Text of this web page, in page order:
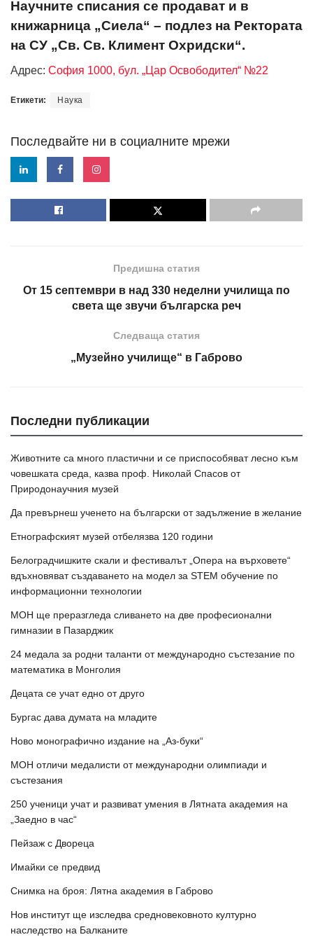
Научните списания се продават и в
книжарница „Сиела“ – подлез на Ректората
на СУ „Св. Св. Климент Охридски“.
Адрес: София 1000, бул. „Цар Освободител“ №22
Етикети: Наука
Последвайте ни в социалните мрежи
Предишна статия
От 15 септември в над 330 неделни училища по
света ще звучи българска реч
Следваща статия
„Музейно училище“ в Габрово
Последни публикации
Животните са много пластични и се приспособяват лесно към
човешката среда, казва проф. Николай Спасов от
Природонаучния музей
Да превърнеш ученето на български от задължение в желание
Етнографският музей отбелязва 120 години
Белоградчишките скали и фестивалът „Опера на върховете“
вдъхновяват създаването на модел за STEM обучение по
информационни технологии
МОН ще преразгледа сливането на две професионални
гимназии в Пазарджик
24 медала за родни таланти от международно състезание по
математика в Монголия
Децата се учат едно от друго
Бургас дава думата на младите
Ново монографично издание на „Аз-буки“
МОН отличи медалисти от международни олимпиади и
състезания
250 ученици учат и развиват умения в Лятната академия на
„Заедно в час“
Пейзаж с Двореца
Имайки се предвид
Снимка на броя: Лятна академия в Габрово
Нов институт ще изследва средновековното културно
наследство на Балканите